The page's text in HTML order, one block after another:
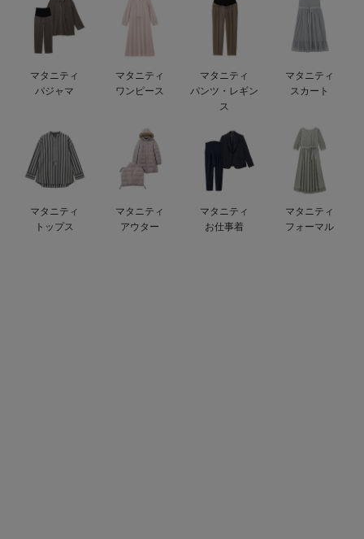
安心の日本製。先輩ママが買ってよかった！本当に必要な出産準備品
ハレの日に着るANGELIEBEのセレモニー
買って正解！高評価レビューアイテム
親子コーデ｜ママとベビーにおすすめ！
便利な育児家電
Gift Selection 出産祝い
マタニティ
パジャマ
マタニティ
ワンピース
マタニティ
パンツ・レギン
ス
マタニティ
スカート
マタニティ
トップス
マタニティ
アウター
マタニティ
お仕事着
マタニティ
フォーマル